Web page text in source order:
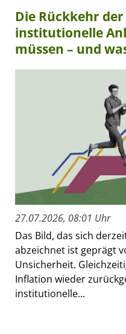
Die Rückkehr
institutionelle
müssen – und
27.07.2026, 08:01 Uhr
Das Bild, das sich
abzeichnet ist geprägt
Unsicherheit.
Inflation wieder
institutionelle...